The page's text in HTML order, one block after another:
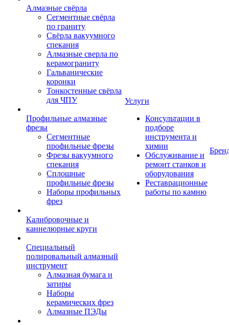
Алмазные свёрла
Сегментные свёрла
по граниту
Свёрла вакуумного
спекания
Алмазные сверла по
керамограниту
Гальванические
коронки
Тонкостенные свёрла
для ЧПУ
Профильные алмазные
фрезы
Сегментные
профильные фрезы
Фрезы вакуумного
спекания
Сплошные
профильные фрезы
Наборы профильных
фрез
Калибровочные и
каннелюрные круги
Специальный
полировальный алмазный
инструмент
Алмазная бумага и
затиры
Наборы
керамических фрез
Алмазные ПЭДы
Услуги
Консультации в
подборе
инструмента и
химии
Обслуживание и
ремонт станков и
оборудования
Реставрационные
работы по камню